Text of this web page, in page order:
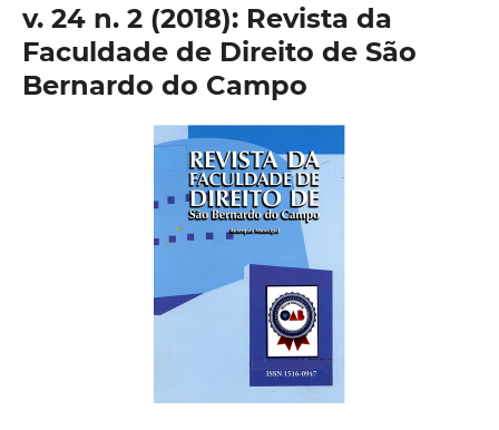
v. 24 n. 2 (2018): Revista da
Faculdade de Direito de São
Bernardo do Campo